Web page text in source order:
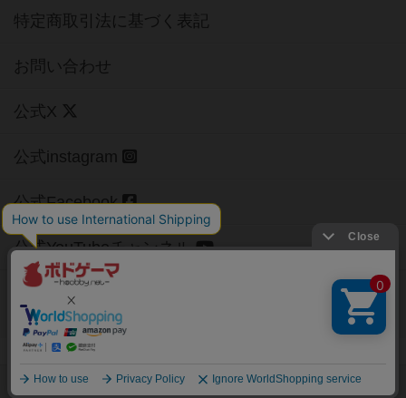
特定商取引法に基づく表記
お問い合わせ
公式X
公式instagram
公式Facebook
公式YouTubeチャンネル